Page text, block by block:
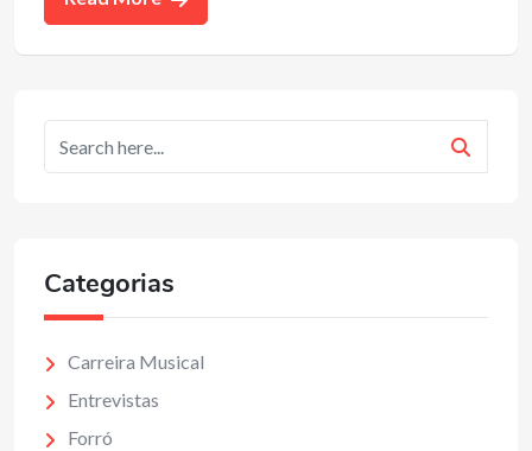
Categorias
Carreira Musical
Entrevistas
Forró